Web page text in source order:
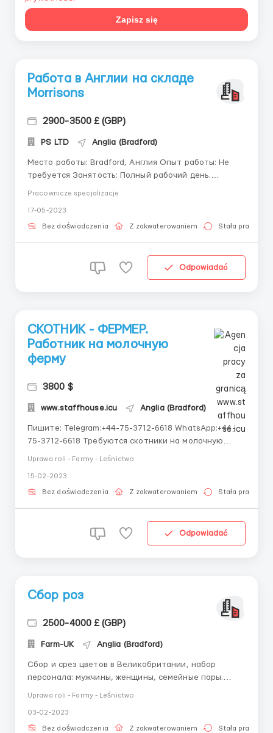
Zapisz się
Работа в Англии на складе
Morrisons
2900-3500 £ (GBP)
PS LTD Anglia (Bradford)
Место работы: Bradford, Англия Опыт работы: Не
требуется Занятость: Полный рабочий день.
или английского языка на минимальном уровне
Условия: • Оф...
Pracownicze specjalizacje
17-05-2023
Bez doświadczenia Z zakwaterowaniem Stała praca
Odpowiadać
СКОТНИК - ФЕРМЕР.
Работник на молочную
ферму
3800 $
www.staffhouse.icu Anglia (Bradford)
Пишите: Telegram:+44-75-3712-6618 WhatsApp:+44-
75-3712-6618 Требуются скотники на молочную
ферму (900 голов). Уход за скотом, подача кормов,
за смену, есть большой перерыв. Расположение в
пригороде города Driffield. Хорошие условия по
Uprawa roli - Farmy - Leśnictwo
15-02-2023
Bez doświadczenia Z zakwaterowaniem Stała praca
Odpowiadać
Сбор роз
2500-4000 £ (GBP)
Farm-UK Anglia (Bradford)
Сбор и срез цветов в Великобритании, набор
персонала: мужчины, женщины, семейные пары.
Оформляем визу TIER 5 в Англию. Принимаем на
сбор созревших роз - Аккуратная сортировка роз по
длине и размеру бутона, толщине стебля на
Uprawa roli - Farmy - Leśnictwo
03-02-2023
Bez doświadczenia Z zakwaterowaniem Stała praca